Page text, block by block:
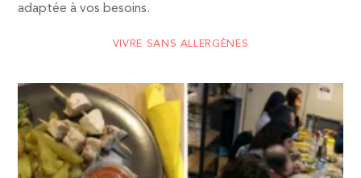
adaptée à vos besoins.
VIVRE SANS ALLERGÈNES